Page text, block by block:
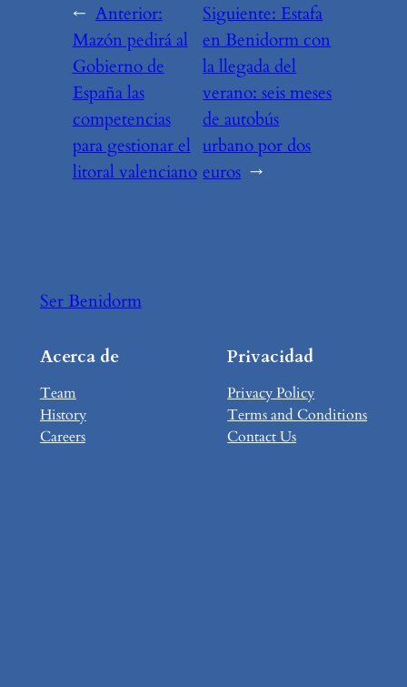
← Anterior:
Mazón pedirá al
Gobierno de
España las
competencias
para gestionar el
litoral valenciano
Siguiente:Estafa
en Benidorm con
la llegada del
verano: seis meses
de autobús
urbano por dos
euros →
Ser Benidorm
Acerca de
Team
History
Careers
Privacidad
Privacy Policy
Terms and Conditions
Contact Us